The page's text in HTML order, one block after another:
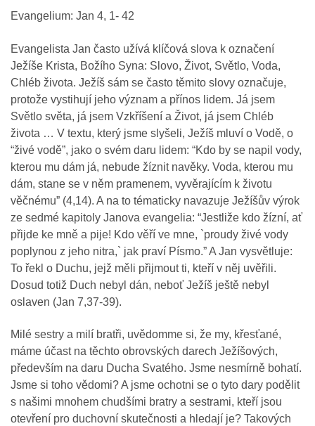
Evangelium: Jan 4, 1- 42
Evangelista Jan často užívá klíčová slova k označení
Ježíše Krista, Božího Syna: Slovo, Život, Světlo, Voda,
Chléb života. Ježíš sám se často těmito slovy označuje,
protože vystihují jeho význam a přínos lidem. Já jsem
Světlo světa, já jsem Vzkříšení a Život, já jsem Chléb
života … V textu, který jsme slyšeli, Ježíš mluví o Vodě, o
“živé vodě”, jako o svém daru lidem: “Kdo by se napil vody,
kterou mu dám já, nebude žíznit navěky. Voda, kterou mu
dám, stane se v něm pramenem, vyvěrajícím k životu
věčnému” (4,14). A na to tématicky navazuje Ježíšův výrok
ze sedmé kapitoly Janova evangelia: “Jestliže kdo žízní, ať
přijde ke mně a pije! Kdo věří ve mne, `proudy živé vody
poplynou z jeho nitra,` jak praví Písmo.” A Jan vysvětluje:
To řekl o Duchu, jejž měli přijmout ti, kteří v něj uvěřili.
Dosud totiž Duch nebyl dán, neboť Ježíš ještě nebyl
oslaven (Jan 7,37-39).
Milé sestry a milí bratři, uvědomme si, že my, křesťané,
máme účast na těchto obrovských darech Ježíšových,
především na daru Ducha Svatého. Jsme nesmírně bohatí.
Jsme si toho vědomi? A jsme ochotni se o tyto dary podělit
s našimi mnohem chudšími bratry a sestrami, kteří jsou
otevření pro duchovní skutečnosti a hledají je? Takových